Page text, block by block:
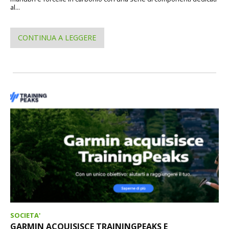
al...
CONTINUA A LEGGERE
SOCIETA'
GARMIN ACQUISISCE TRAININGPEAKS E